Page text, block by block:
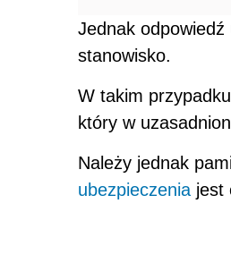
Jednak odpowiedź
stanowisko.
W takim
który w
Należy jednak
ubezpieczenia jest